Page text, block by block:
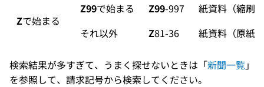
Zで始まる
Z99で始まる Z99-997
紙資料（縮刷
それ以外
Z81-36 紙資料（原紙）
検索結果が多すぎて、うまく探せないときは「新聞一覧」
を参照して、請求記号から検索してください。